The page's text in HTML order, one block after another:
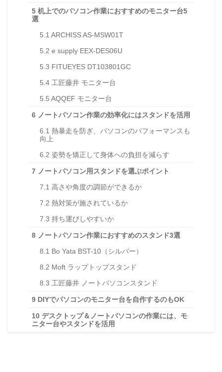
5 机上でのパソコン作業におすすめのモニター台5
選
5.1 ARCHISS AS-MSW01T
5.2 e supply EEX-DES06U
5.3 FITUEYES DT103801GC
5.4 工匠藤井 モニター台
5.5 AQQEF モニター台
6 ノートパソコン作業の効率化にはスタンドを活用
6.1 熱暴走を防ぎ、パソコンのパフォーマンスも
向上
6.2 姿勢を矯正して身体への負担を減らす
7 ノートパソコン用スタンドを選ぶポイント
7.1 高さや角度の調節ができるか
7.2 熱対策が施されているか
7.3 持ち運びしやすいか
8 ノートパソコン作業におすすめのスタンド3選
8.1 Bo Yata BST-10（シルバー）
8.2 Moft ラップトップスタンド
8.3 工匠藤井 ノートパソコンスタンド
9 DIYでパソコンのモニター台を自作するのもOK
10 デスクトップ＆ノートパソコンの作業には、モ
ニター台やスタンドを活用